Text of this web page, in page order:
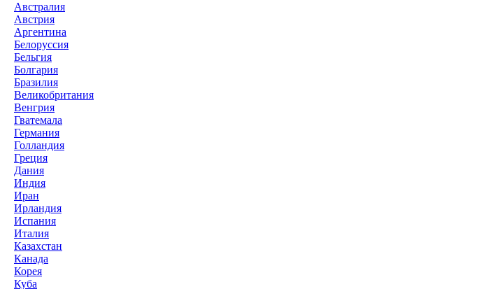
Австралия
Австрия
Аргентина
Белоруссия
Бельгия
Болгария
Бразилия
Великобритания
Венгрия
Гватемала
Германия
Голландия
Греция
Дания
Индия
Иран
Ирландия
Испания
Италия
Казахстан
Канада
Корея
Куба